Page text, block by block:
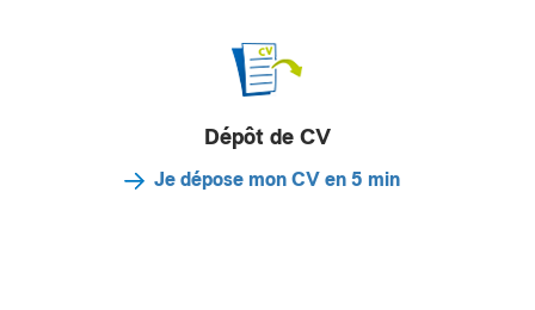
Dépôt de CV
Je dépose mon CV en 5 min